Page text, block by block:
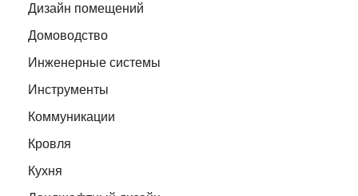
Дизайн помещений
Домоводство
Инженерные системы
Инструменты
Коммуникации
Кровля
Кухня